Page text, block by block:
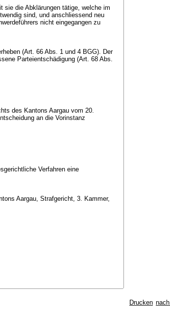
sie die Abklärungen tätige, welche im
sind, und anschliessend neu
nicht eingegangen zu
(Art. 66 Abs. 1 und 4 BGG). Der
Parteientschädigung (Art. 68 Abs.
des Kantons Aargau vom 20.
an die Vorinstanz
Verfahren eine
Aargau, Strafgericht, 3. Kammer,
Drucken